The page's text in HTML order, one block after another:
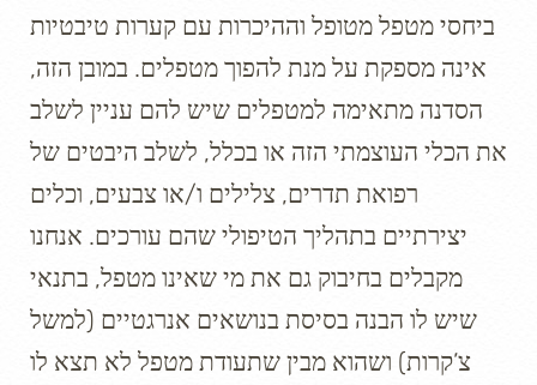
ביחסי מטפל מטופל וההיכרות עם קערות טיבטיות
אינה מספקת על מנת להפוך מטפלים. במובן הזה,
הסדנה מתאימה למטפלים שיש להם עניין לשלב
את הכלי העוצמתי הזה או בכלל, לשלב היבטים של
רפואת תדרים, צלילים ו/או צבעים, וכלים
יצירתיים בתהליך הטיפולי שהם עורכים. אנחנו
מקבלים בחיבוק גם את מי שאינו מטפל, בתנאי
שיש לו הבנה בסיסת בנושאים אנרגטיים (למשל
צ’קרות) ושהוא מבין שתעודת מטפל לא תצא לו